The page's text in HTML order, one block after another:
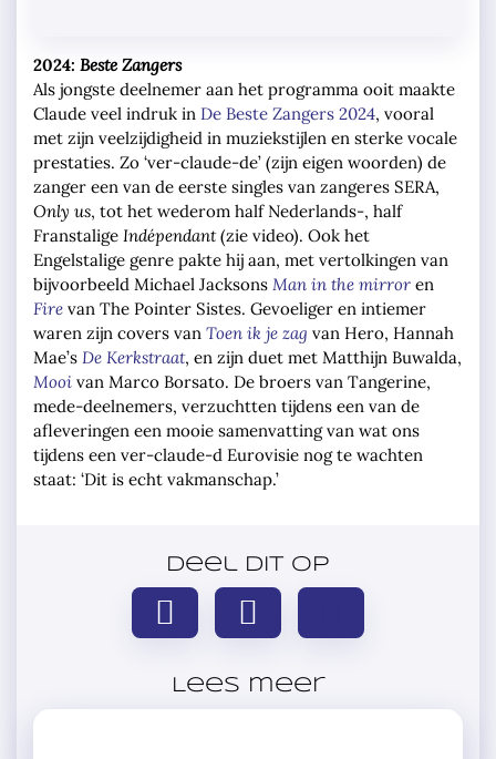
2024: Beste Zangers
Als jongste deelnemer aan het programma ooit maakte
Claude veel indruk in De Beste Zangers 2024, vooral
met zijn veelzijdigheid in muziekstijlen en sterke vocale
prestaties. Zo ‘ver-claude-de’ (zijn eigen woorden) de
zanger een van de eerste singles van zangeres SERA,
Only us, tot het wederom half Nederlands-, half
Franstalige Indépendant(zie video). Ook het
Engelstalige genre pakte hij aan, met vertolkingen van
bijvoorbeeld Michael Jacksons Man in the mirror en
Fire van The Pointer Sistes. Gevoeliger en intiemer
waren zijn covers van Toen ik je zag van Hero, Hannah
Mae’s De Kerkstraat, en zijn duet met Matthijn Buwalda,
Mooi van Marco Borsato. De broers van Tangerine,
mede-deelnemers, verzuchtten tijdens een van de
afleveringen een mooie samenvatting van wat ons
tijdens een ver-claude-d Eurovisie nog te wachten
staat: ‘Dit is echt vakmanschap.’
Deel dit op
Lees meer